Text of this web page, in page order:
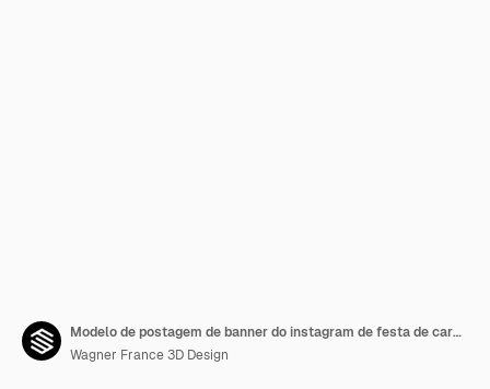
Modelo de postagem de banner do instagram de festa de carnaval brasileiro realista
Wagner France 3D Design